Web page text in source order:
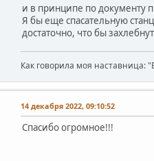
и в принципе по документу
Я бы еще спасательную
достаточно, что бы
Как говорила моя наставница:
14 декабря 2022, 09:10:52
Спасибо огромное!!!